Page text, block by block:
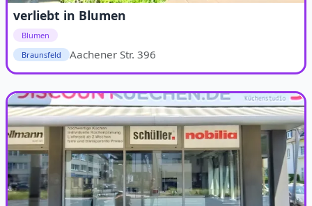
verliebt in Blumen
Blumen
Braunsfeld
Aachener Str. 396